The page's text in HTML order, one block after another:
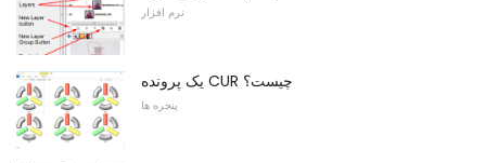
نرم افزار
یک پرونده CUR چیست؟
پنجره ها